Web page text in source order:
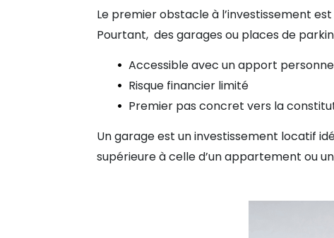
Le premier obstacle à l’investissement
Pourtant, des garages ou places de
Accessible avec un apport
Risque financier limité
Premier pas concret vers la
Un garage est un investissement locatif
supérieure à celle d’un appartement ou